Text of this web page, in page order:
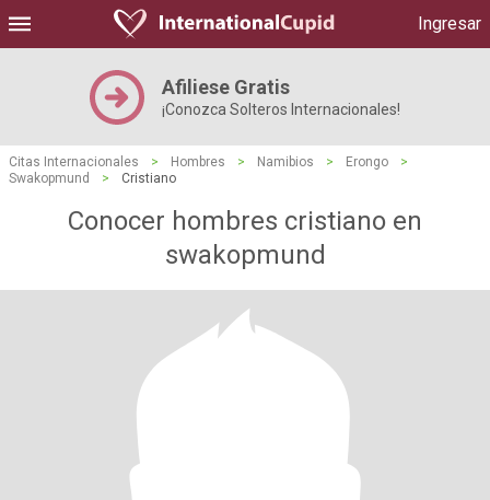
Ingresar
Afiliese Gratis
¡Conozca Solteros Internacionales!
Citas Internacionales > Hombres > Namibios > Erongo
>
Swakopmund
> Cristiano
Conocer hombres cristiano en
swakopmund